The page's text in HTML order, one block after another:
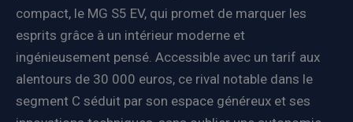
compact, le MG S5 EV, qui promet de marquer les
esprits grâce à un intérieur moderne et
ingénieusement pensé. Accessible avec un tarif aux
alentours de 30 000 euros, ce rival notable dans le
segment C séduit par son espace généreux et ses